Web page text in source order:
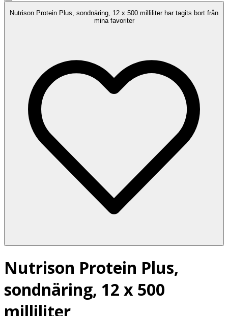
Nutrison Protein Plus, sondnäring, 12 x 500 milliliter har tagits bort från
mina favoriter
Nutrison Protein Plus,
sondnäring, 12 x 500
milliliter